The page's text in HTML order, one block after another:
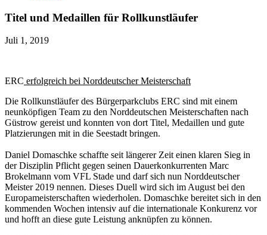
Titel und Medaillen für Rollkunstläufer
Juli 1, 2019
ERC erfolgreich bei Norddeutscher Meisterschaft
Die Rollkunstläufer des Bürgerparkclubs ERC sind mit einem
neunköpfigen Team zu den Norddeutschen Meisterschaften nach
Güstrow gereist und konnten von dort Titel, Medaillen und gute
Platzierungen mit in die Seestadt bringen.
Daniel Domaschke schaffte seit längerer Zeit einen klaren Sieg in
der Disziplin Pflicht gegen seinen Dauerkonkurrenten Marc
Brokelmann vom VFL Stade und darf sich nun Norddeutscher
Meister 2019 nennen. Dieses Duell wird sich im August bei den
Europameisterschaften wiederholen. Domaschke bereitet sich in den
kommenden Wochen intensiv auf die internationale Konkurenz vor
und hofft an diese gute Leistung anknüpfen zu können.